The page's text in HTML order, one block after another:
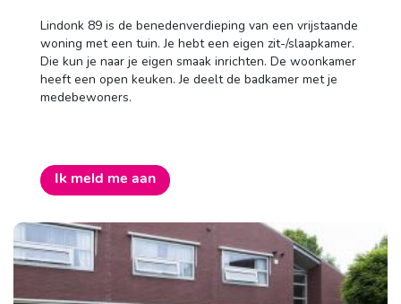
Anderen zochten ook
Wonen
Dagbesteding
Lindonk 89 is de benedenverdieping van een vrijstaande
woning met een tuin. Je hebt een eigen zit-/slaapkamer.
Die kun je naar je eigen smaak inrichten. De woonkamer
heeft een open keuken. Je deelt de badkamer met je
medebewoners.
Ik meld me aan